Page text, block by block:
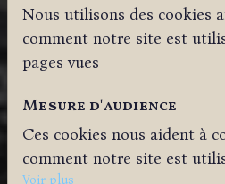
Nous utilisons des cookies
comment notre site est
pages vues
Mesure d'audience
Ces cookies nous aident à
comment notre site est
Voir plus